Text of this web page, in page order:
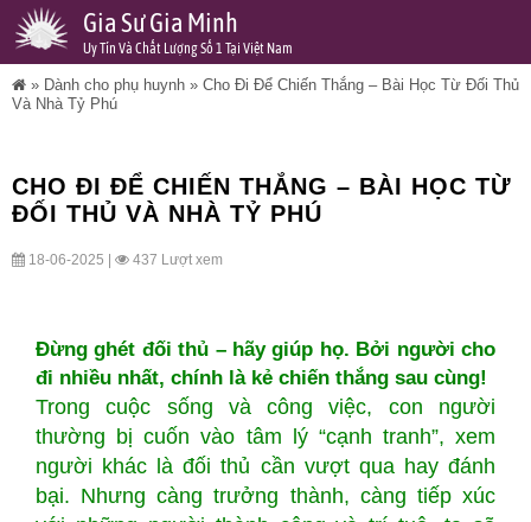
Gia Sư Gia Minh
Uy Tín Và Chất Lượng Số 1 Tại Việt Nam
» Dành cho phụ huynh » Cho Đi Để Chiến Thắng – Bài Học Từ Đối Thủ
Và Nhà Tỷ Phú
CHO ĐI ĐỂ CHIẾN THẮNG – BÀI HỌC TỪ
ĐỐI THỦ VÀ NHÀ TỶ PHÚ
18-06-2025 | 437 Lượt xem
Đừng ghét đối thủ – hãy giúp họ. Bởi người cho
đi nhiều nhất, chính là kẻ chiến thắng sau cùng!
Trong cuộc sống và công việc, con người
thường bị cuốn vào tâm lý “cạnh tranh”, xem
người khác là đối thủ cần vượt qua hay đánh
bại. Nhưng càng trưởng thành, càng tiếp xúc